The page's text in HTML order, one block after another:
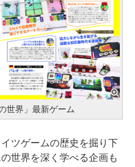
世界」最新ゲーム
ツゲームの歴史を掘り下
世界を深く学べる企画も